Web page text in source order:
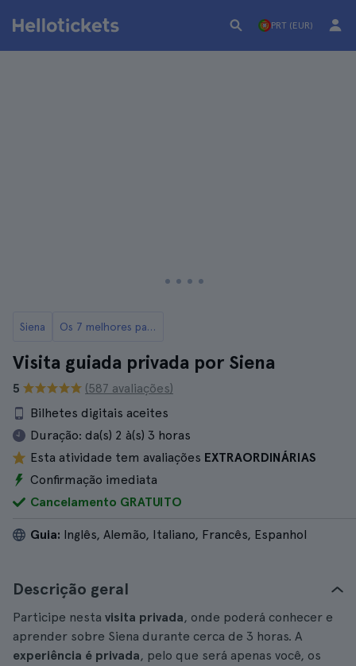
PRT (EUR)
Siena Os 7 melhores passeios de Siena
Visita guiada privada por Siena
5
(587 avaliações)
Bilhetes digitais aceites
Duração: da(s) 2 à(s) 3 horas
Esta atividade tem avaliações EXTRAORDINÁRIAS
Confirmação imediata
Cancelamento GRATUITO
Guia: Inglês, Alemão, Italiano, Francês, Espanhol
Descrição geral
Participe nesta visita privada, onde poderá conhecer e
aprender sobre Siena durante cerca de 3 horas. A
experiência é privada, pelo que será apenas você, os